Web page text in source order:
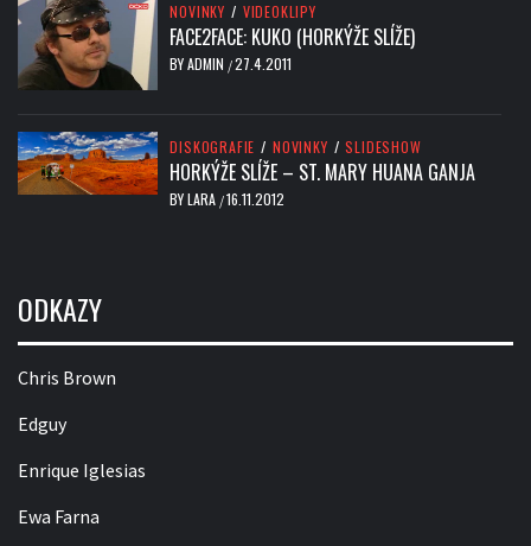
NOVINKY / VIDEOKLIPY
FACE2FACE: KUKO (HORKÝŽE SLÍŽE)
BYADMIN /27.4.2011
DISKOGRAFIE / NOVINKY / SLIDESHOW
HORKÝŽE SLÍŽE – ST. MARY HUANA GANJA
BYLARA /16.11.2012
ODKAZY
Chris Brown
Edguy
Enrique Iglesias
Ewa Farna